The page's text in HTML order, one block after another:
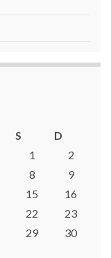
S
D
1
2
8
9
15
16
22
23
29
30